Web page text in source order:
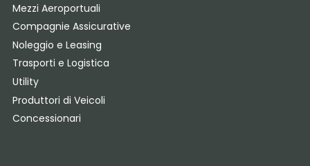
Mezzi Aeroportuali
Compagnie Assicurative
Noleggio e Leasing
Trasporti e Logistica
Utility
Produttori di Veicoli
Concessionari